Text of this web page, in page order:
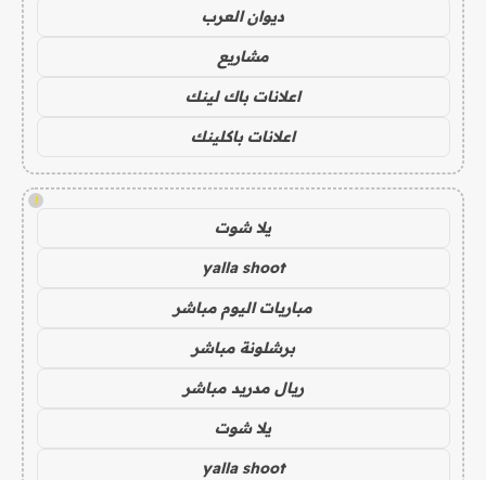
ديوان العرب
مشاريع
اعلانات باك لينك
اعلانات باكلينك
!
يلا شوت
yalla shoot
مباريات اليوم مباشر
برشلونة مباشر
ريال مدريد مباشر
يلا شوت
yalla shoot